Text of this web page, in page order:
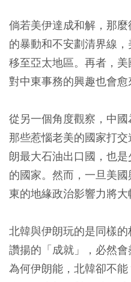
倘若美伊達成和解，那
的暴動和不安劃清界線
移至亞太地區。再者，
對中東事務的興趣也會愈
從另一個角度觀察，中
那些惹惱老美的國家打
朗最大石油出口國，也
的國家。然而，一旦美
東的地緣政治影響力將大
北韓與伊朗玩的是同樣
讚揚的「成就」，必然會
為何伊朗能，北韓卻不